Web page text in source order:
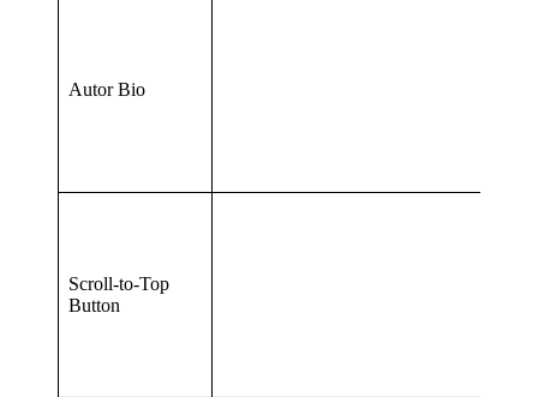
Autor Bio
Scroll-to-Top
Button